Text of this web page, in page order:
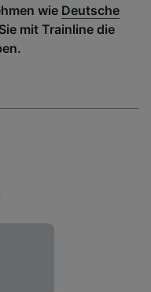
wie Deutsche
mit Trainline die